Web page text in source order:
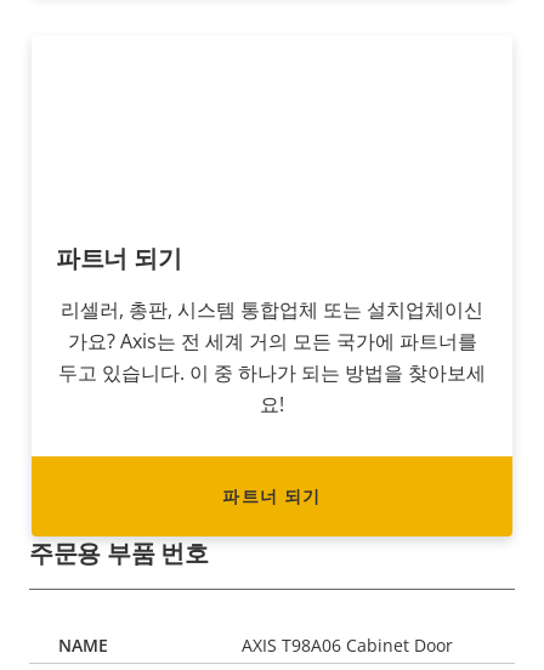
파트너 되기
리셀러, 총판, 시스템 통합업체 또는 설치업체이신
가요? Axis는 전 세계 거의 모든 국가에 파트너를
두고 있습니다. 이 중 하나가 되는 방법을 찾아보세
요!
파트너 되기
주문용 부품 번호
AXIS T98A06 Cabinet Door